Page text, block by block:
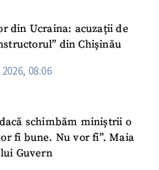
din Ucraina: acuzații de
din Chișinău
08:06
schimbăm miniștrii o
fi bune. Nu vor fi”. Maia
Guvern